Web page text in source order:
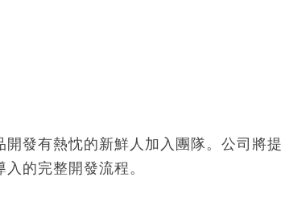
發有熱忱的新鮮人加入團隊。公司將
的完整開發流程。